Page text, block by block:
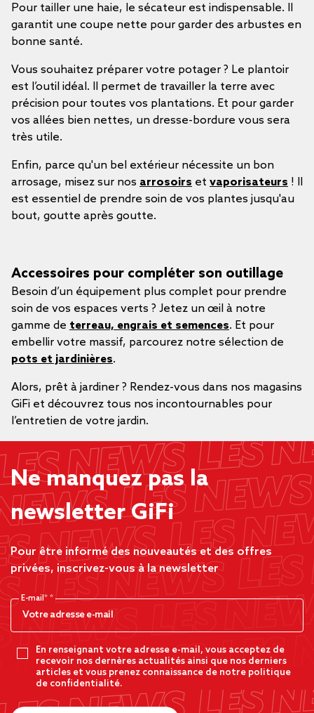
Pour tailler une haie, le sécateur est indispensable. Il
garantit une coupe nette pour garder des arbustes en
bonne santé.
Vous souhaitez préparer votre potager ? Le plantoir
est l’outil idéal. Il permet de travailler la terre avec
précision pour toutes vos plantations. Et pour garder
vos allées bien nettes, un dresse-bordure vous sera
très utile.
Enfin, parce qu'un bel extérieur nécessite un bon
arrosage, misez sur nos arrosoirs et vaporisateurs ! Il
est essentiel de prendre soin de vos plantes jusqu'au
bout, goutte après goutte.
Accessoires pour compléter son outillage
Besoin d’un équipement plus complet pour prendre
soin de vos espaces verts ? Jetez un œil à notre
gamme de terreau, engrais et semences. Et pour
embellir votre massif, parcourez notre sélection de
pots et jardinières.
Alors, prêt à jardiner ? Rendez-vous dans nos magasins
GiFi et découvrez tous nos incontournables pour
l’entretien de votre jardin.
Ne manquez pas la
newsletter GiFi
Pour être informé des nouveautés et des offres
privées, inscrivez-vous à la newsletter
E-mail*
En renseignant votre adresse e-mail, vous acceptez de
recevoir nos dernères actualités ainsi que nos derniers
articles et vous prenez connaissance de notre politique
de confidentialité.